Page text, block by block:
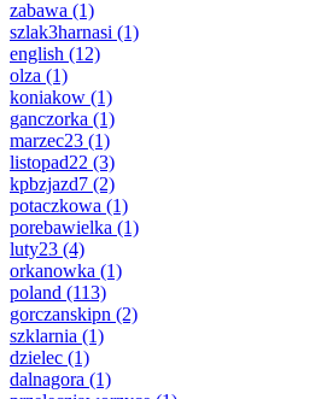
zabawa (1)
szlak3harnasi (1)
english (12)
olza (1)
koniakow (1)
ganczorka (1)
marzec23 (1)
listopad22 (3)
kpbzjazd7 (2)
potaczkowa (1)
porebawielka (1)
luty23 (4)
orkanowka (1)
poland (113)
gorczanskipn (2)
szklarnia (1)
dzielec (1)
dalnagora (1)